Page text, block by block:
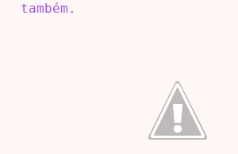
também.